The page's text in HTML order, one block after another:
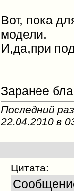
Вот, пока
модели.
И,да,при
Заранее
Последний
22.04.2010 в
Цитата: